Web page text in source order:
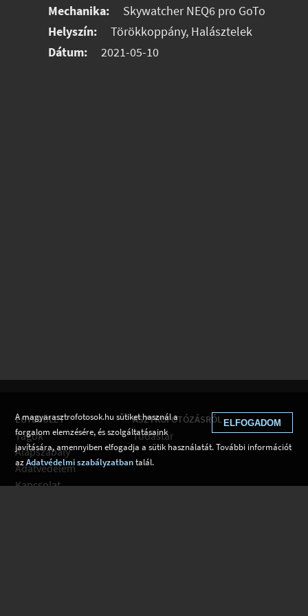
Mechanika:
Skywatcher NEQ6 pro GoTo
Helyszín:
Törökkoppány, Halásztelek
Dátum:
2021-05-10
EGYESÜLET
Tagok
Alapszabály
Adatvédelem
Kapcsolat
ASZTROFOTÓZÁSRÓL
Tudástár
ELFOGADOM
A magyarasztrofotosok.hu sütiket használ a
forgalom elemzésére, és szolgáltatásaink
javítására, amennyiben elfogadja a sütik használatát. További információt
azAdatvédelmi szabályzatbantalál.